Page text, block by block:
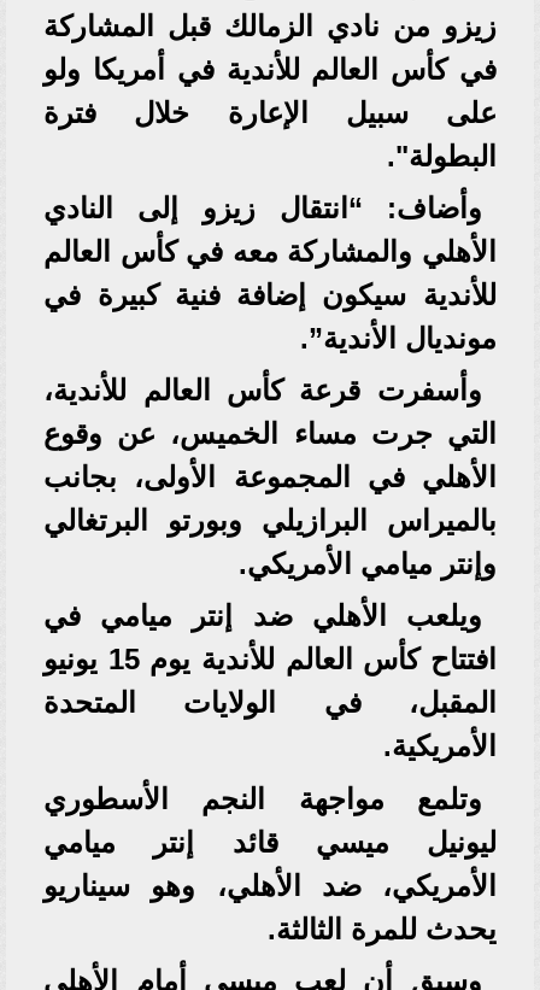
زيزو من نادي الزمالك قبل المشاركة
في كأس العالم للأندية في أمريكا ولو
على سبيل الإعارة خلال فترة
البطولة".
وأضاف: “انتقال زيزو إلى النادي
الأهلي والمشاركة معه في كأس العالم
للأندية سيكون إضافة فنية كبيرة في
مونديال الأندية”.
وأسفرت قرعة كأس العالم للأندية،
التي جرت مساء الخميس، عن وقوع
الأهلي في المجموعة الأولى، بجانب
بالميراس البرازيلي وبورتو البرتغالي
وإنتر ميامي الأمريكي.
ويلعب الأهلي ضد إنتر ميامي في
افتتاح كأس العالم للأندية يوم 15 يونيو
المقبل، في الولايات المتحدة
الأمريكية.
وتلمع مواجهة النجم الأسطوري
ليونيل ميسي قائد إنتر ميامي
الأمريكي، ضد الأهلي، وهو سيناريو
يحدث للمرة الثالثة.
وسبق أن لعب ميسي أمام الأهلي